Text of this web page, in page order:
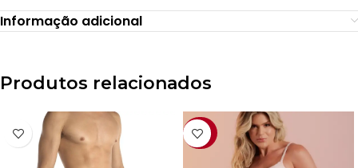
Informação adicional
Produtos relacionados
-29%